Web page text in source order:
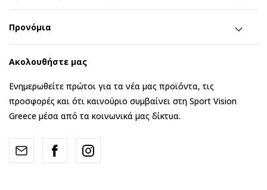
Προνόμια
Ακολουθήστε μας
Ενημερωθείτε πρώτοι για τα νέα μας προϊόντα, τις
προσφορές και ότι καινούριο συμβαίνει στη Sport Vision
Greece μέσα από τα κοινωνικά μας δίκτυα.